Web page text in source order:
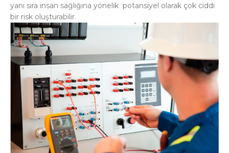
yanı sıra insan sağlığına yönelik potansiyel olarak çok ciddi
bir risk oluşturabilir.